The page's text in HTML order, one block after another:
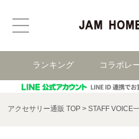
ランキング コラボレ
アクセサリー通販 TOP STAFF VOICE